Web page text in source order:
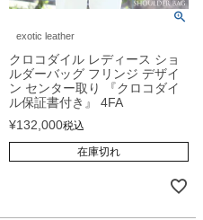
exotic leather
クロコダイル レディース ショ
ルダーバッグ フリンジ デザイ
ン センター取り 『クロコダイ
ル保証書付き』 4FA
¥132,000税込
在庫切れ